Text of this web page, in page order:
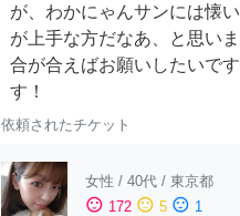
が、わかにゃんサンには懐
が上手な方だなあ、と思い
合が合えばお願いしたいで
す！
依頼されたチケット
女性 / 40代 / 東京都
sentiment_satisfied 172 sentiment_neutral 5 sentiment_dissatisfied 1